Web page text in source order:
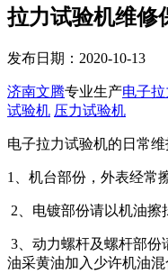
拉力试验机维修
发布日期：2020-10-13
济南文腾专业生产电子
试验机 压力试验机
电子拉力试验机的日常维
1、机台部份，外表经常
2、电镀部份请以机油擦
3、动力螺杆及螺杆部
油采黄油加入少许机油混